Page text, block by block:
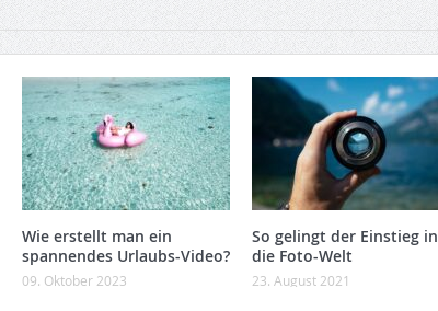
Wie erstellt man ein
spannendes Urlaubs-Video?
09. Oktober 2023
So gelingt der Einstieg in
die Foto-Welt
23. August 2021